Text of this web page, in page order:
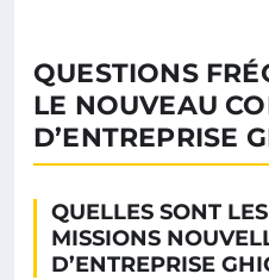
QUESTIONS
LE NOUVEAU
D’ENTREPRISE
QUELLES SONT
MISSIONS
D’ENTREPRISE